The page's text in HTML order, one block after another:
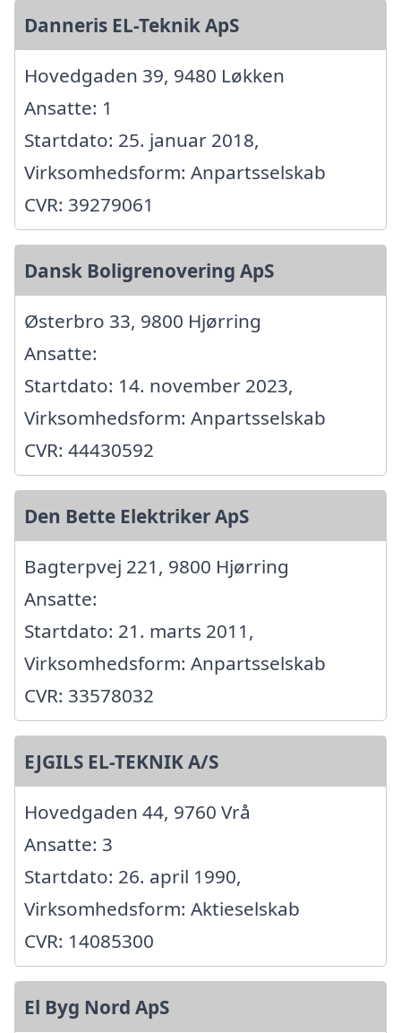
Danneris EL-Teknik ApS
Hovedgaden 39, 9480 Løkken
Ansatte: 1
Startdato: 25. januar 2018,
Virksomhedsform: Anpartsselskab
CVR: 39279061
Dansk Boligrenovering ApS
Østerbro 33, 9800 Hjørring
Ansatte:
Startdato: 14. november 2023,
Virksomhedsform: Anpartsselskab
CVR: 44430592
Den Bette Elektriker ApS
Bagterpvej 221, 9800 Hjørring
Ansatte:
Startdato: 21. marts 2011,
Virksomhedsform: Anpartsselskab
CVR: 33578032
EJGILS EL-TEKNIK A/S
Hovedgaden 44, 9760 Vrå
Ansatte: 3
Startdato: 26. april 1990,
Virksomhedsform: Aktieselskab
CVR: 14085300
El Byg Nord ApS